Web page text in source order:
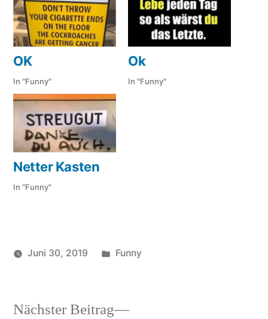
OK
In "Funny"
Ok
In "Funny"
Netter Kasten
In "Funny"
Juni 30, 2019
Veröffentlicht
Funny
Nächster Beitrag
Nächster